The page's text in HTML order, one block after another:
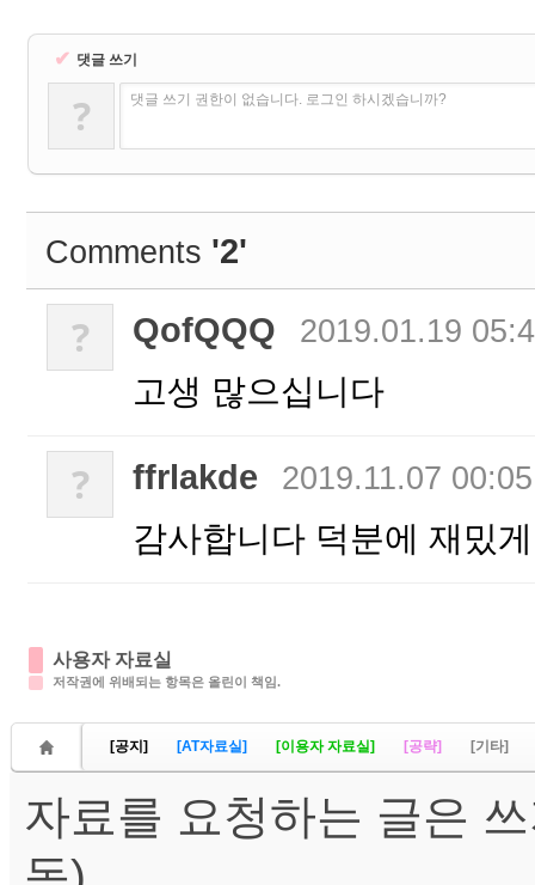
✔ 댓글 쓰기
? 댓글 쓰기 권한이 없습니다. 로그인 하시겠습니까?
Comments '2'
? QofQQQ 2019.01.19
고생 많으십니다
? ffrlakde 2019.11.07 00:05
감사합니다 덕분에 재밌
사용자 자료실
저작권에 위배되는 항목은 올린이 책임.
[공지] [AT자료실] [이용자 자료실] [공략] [기타]
자료를 요청하는 글은